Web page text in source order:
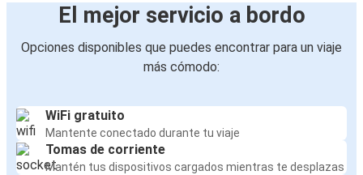
El mejor servicio a bordo
Opciones disponibles que puedes encontrar para un viaje
más cómodo:
WiFi gratuito
Mantente conectado durante tu viaje
Tomas de corriente
Mantén tus dispositivos cargados mientras te desplazas